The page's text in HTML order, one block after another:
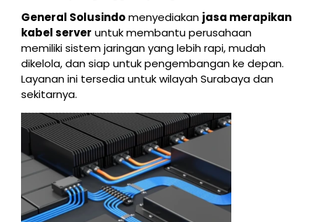
General Solusindomenyediakan jasa merapikan
kabel server untuk membantu perusahaan
memiliki sistem jaringan yang lebih rapi, mudah
dikelola, dan siap untuk pengembangan ke depan.
Layanan ini tersedia untuk wilayah Surabaya dan
sekitarnya.